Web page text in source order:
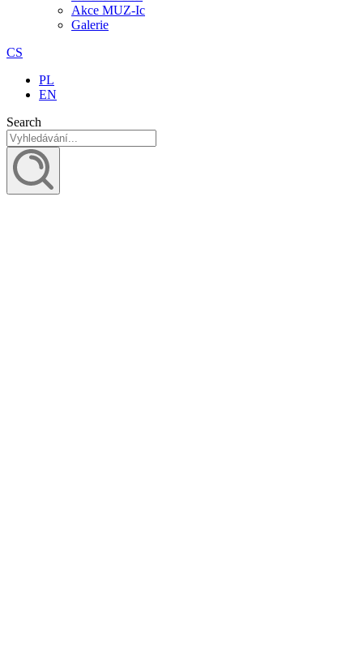
Akce MUZ-Ic​
Galerie
CS
PL
EN
Search